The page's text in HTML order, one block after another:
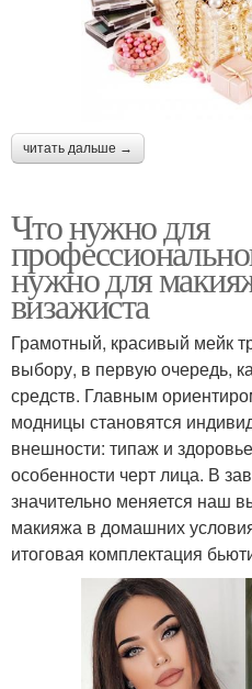
читать дальше →
Что нужно для
нужно для
визажиста
Грамотный, красивый мейк
выбору, в первую очередь,
средств. Главным
модницы становятся
внешности: типаж и
особенности черт лица. В
значительно меняется наш
макияжа в домашних
итоговая комплектация